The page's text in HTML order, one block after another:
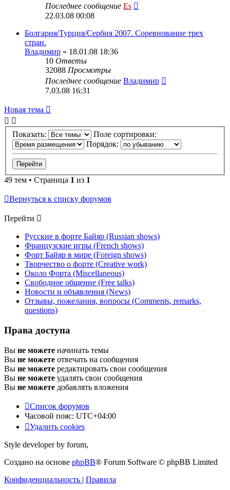
Последнее сообщение Es
22.03.08 00:08
Болгария/Турция/Сербия 2007. Соревнование трех
стран.
Владимир » 18.01.08 18:36
10 Ответы
32088 Просмотры
Последнее сообщение Владимир
7.03.08 16:31
Новая тема
Показать:
Поле сортировки:
Порядок:
49 тем • Страница 1 из 1
Вернуться к списку форумов
Перейти
Русские в форте Байяр (Russian shows)
Французские игры (French shows)
Форт Байяр в мире (Foreign shows)
Творчество о форте (Creative work)
Около Форта (Miscellaneous)
Свободное общение (Free talks)
Новости и объявления (News)
Отзывы, пожелания, вопросы (Comments, remarks,
questions)
Права доступа
Вы не можете начинать темы
Вы не можете отвечать на сообщения
Вы не можете редактировать свои сообщения
Вы не можете удалять свои сообщения
Вы не можете добавлять вложения
Список форумов
Часовой пояс: UTC+04:00
Удалить cookies
Style developer by forum,
Создано на основе phpBB® Forum Software © phpBB Limited
Конфиденциальность | Правила